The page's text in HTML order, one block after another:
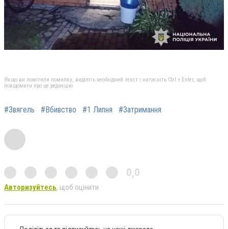
Якщо ви помітили помилку, виділіть необхідний текст і натисніть Ctrl + Enter, щоб
повідомити про це редакцію
#Звягель #Вбивство #1 Липня #Затримання
0,0
Авторизуйтесь, щоб оцінити